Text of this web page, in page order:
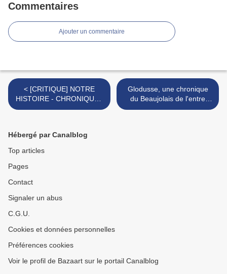
Commentaires
Ajouter un commentaire
< [CRITIQUE] NOTRE
HISTOIRE - CHRONIQUES
DU CAIRE : un film politique
Glodusse, une chronique
du Beaujolais de l'entre
deux guerres, d'Emile
Hébergé par Canalblog
Top articles
Pages
Contact
Signaler un abus
C.G.U.
Cookies et données personnelles
Préférences cookies
Voir le profil de Bazaart sur le portail Canalblog